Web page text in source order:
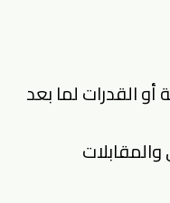
أو القدرات لما بعد
والمقابلات